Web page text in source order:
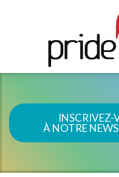
INSCRIVEZ-
À NOTRE